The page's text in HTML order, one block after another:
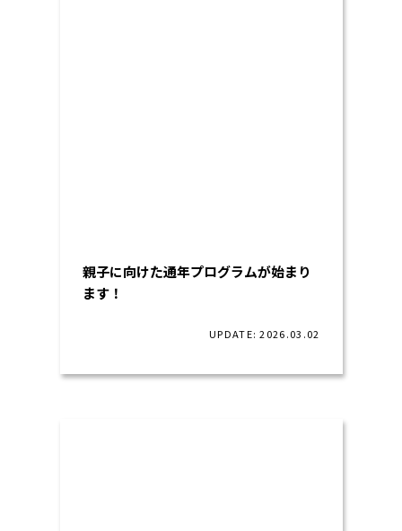
親子に向けた通年プログラムが始まり
ます！
UPDATE: 2026.03.02